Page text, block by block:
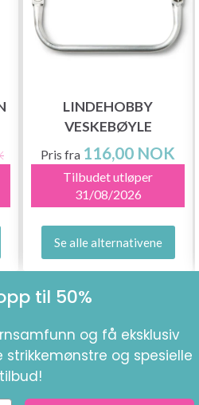
LINDEHOBBY
VESKEBØYLE
Pris fra 116,00 NOK
Tilbudet utløper
31/08/2026
Se alle alternativene
til 50%
og få eksklusiv
og spesielle
tilbud!